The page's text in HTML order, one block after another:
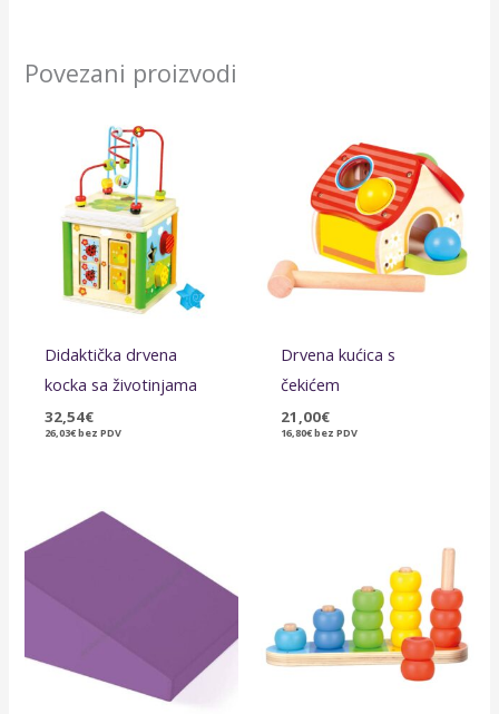
Povezani proizvodi
Didaktička drvena
kocka sa životinjama
32,54€
26,03€bez PDV
Drvena kućica s
čekićem
21,00€
16,80€bez PDV